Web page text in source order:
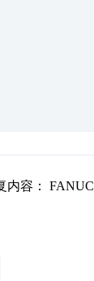
内容：